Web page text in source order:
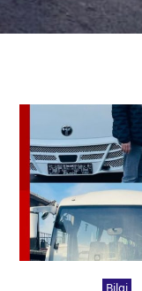
Bilgi